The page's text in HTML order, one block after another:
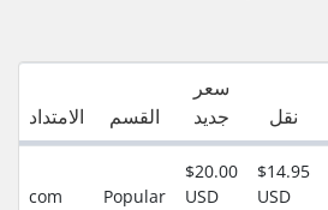
الامتداد القسم
سعر
جديد
نقل
com Popular
$20.00
USD
$14.95
USD